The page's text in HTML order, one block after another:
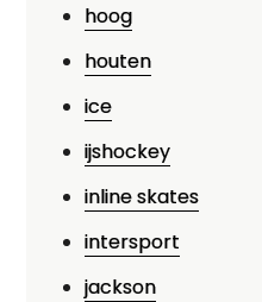
hoog
houten
ice
ijshockey
inline skates
intersport
jackson